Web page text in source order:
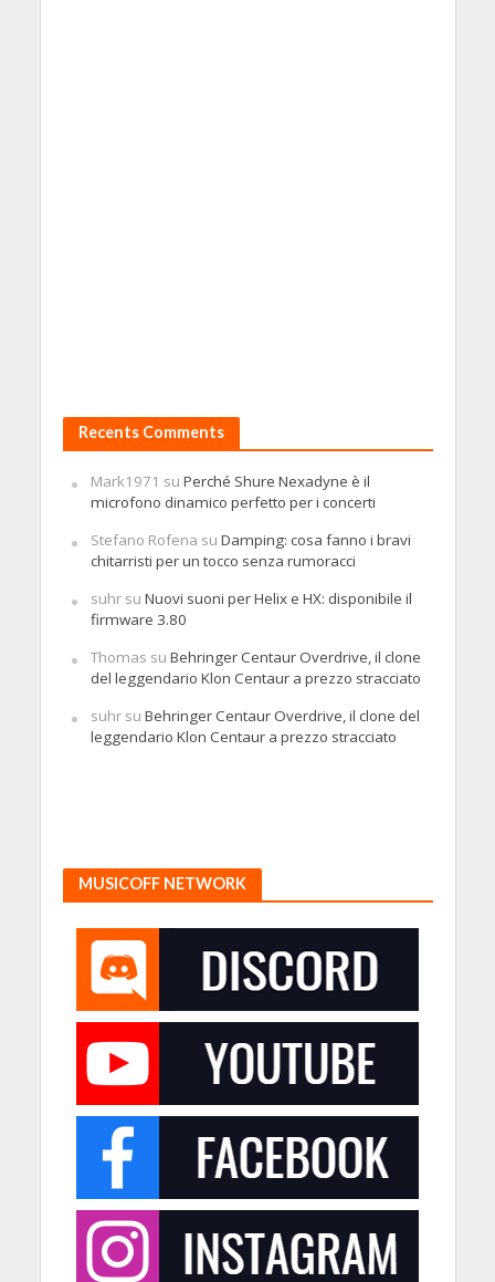
Recents Comments
Mark1971 su Perché Shure Nexadyne è il
microfono dinamico perfetto per i concerti
Stefano Rofena su Damping: cosa fanno i bravi
chitarristi per un tocco senza rumoracci
suhrsu Nuovi suoni per Helix e HX: disponibile il
firmware 3.80
Thomas su Behringer Centaur Overdrive, il clone
del leggendario Klon Centaur a prezzo stracciato
suhrsu Behringer Centaur Overdrive, il clone del
leggendario Klon Centaur a prezzo stracciato
MUSICOFF NETWORK